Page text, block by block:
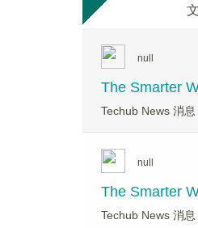
null
The Smarter
Techub News 消
null
The Smarter
Techub News 消